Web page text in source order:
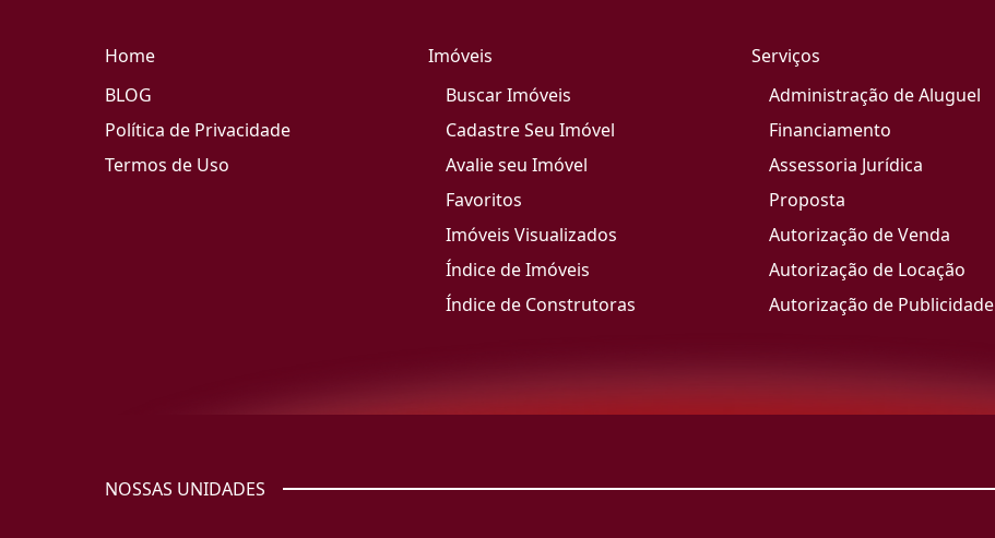
Home
BLOG
Política de Privacidade
Termos de Uso
Imóveis
Buscar Imóveis
Cadastre Seu Imóvel
Avalie seu Imóvel
Favoritos
Imóveis Visualizados
Índice de Imóveis
Índice de Construtoras
Serviços
Administração de Aluguel
Financiamento
Assessoria Jurídica
Proposta
Autorização de Venda
Autorização de Locação
Autorização de Publicidade
NOSSAS UNIDADES